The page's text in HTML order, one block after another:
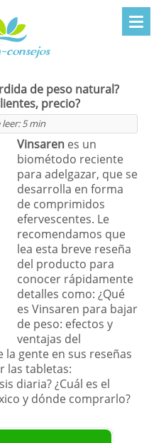
de peso natural?
precio?
leer:5 min
Vinsaren es un
biométodo reciente
para adelgazar, que se
desarrolla en forma
de comprimidos
efervescentes. Le
recomendamos que
lea esta breve reseña
del producto para
conocer rápidamente
detalles como: ¿Qué
es Vinsaren para bajar
de peso: efectos y
ventajas del
la gente en sus reseñas
las tabletas:
diaria? ¿Cuál es el
y dónde comprarlo?